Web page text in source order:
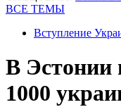
ВСЕ ТЕМЫ
Вступление
В Эстонии
1000